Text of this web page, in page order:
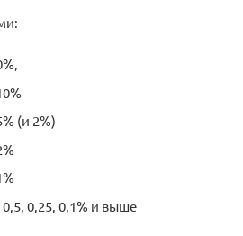
(и 2%)
0,25, 0,1% и выше